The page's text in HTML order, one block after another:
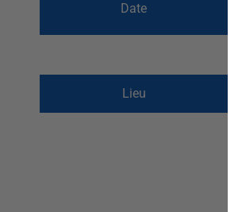
Date
Lieu